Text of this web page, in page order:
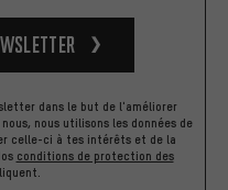
dans le but de l'améliorer
nous utilisons les données de
celle-ci à tes intérêts et de la
conditions de protection des